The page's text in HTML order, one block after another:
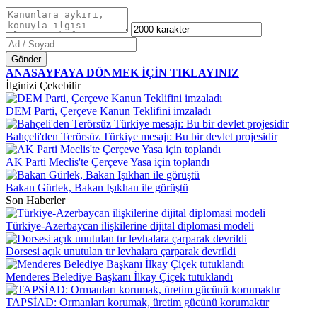
Gönder
ANASAYFAYA DÖNMEK İÇİN TIKLAYINIZ
İlginizi Çekebilir
DEM Parti, Çerçeve Kanun Teklifini imzaladı
Bahçeli'den Terörsüz Türkiye mesajı: Bu bir devlet projesidir
AK Parti Meclis'te Çerçeve Yasa için toplandı
Bakan Gürlek, Bakan Işıkhan ile görüştü
Son Haberler
Türkiye-Azerbaycan ilişkilerine dijital diplomasi modeli
Dorsesi açık unutulan tır levhalara çarparak devrildi
Menderes Belediye Başkanı İlkay Çiçek tutuklandı
TAPSİAD: Ormanları korumak, üretim gücünü korumaktır